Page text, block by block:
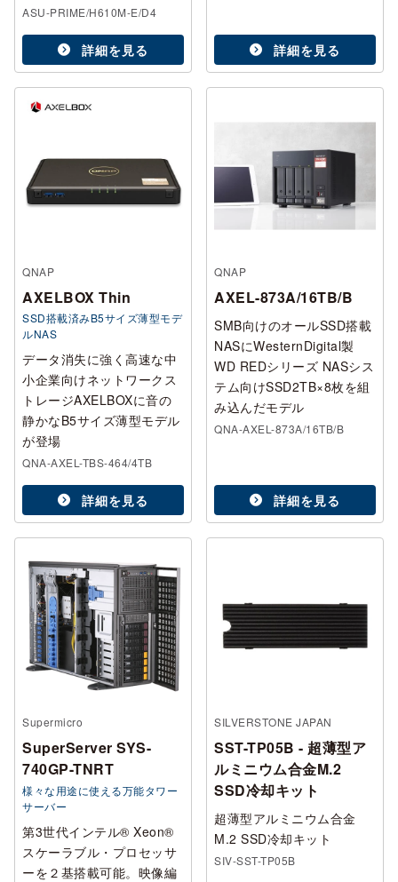
ASU-PRIME/H610M-E/D4
詳細を見る 詳細を見る
QNAP
AXELBOX Thin
SSD搭載済みB5サイズ薄型モデ
ルNAS
データ消失に強く高速な中
小企業向けネットワークス
トレージAXELBOXに音の
静かなB5サイズ薄型モデル
が登場
QNA-AXEL-TBS-464/4TB
詳細を見る
QNAP
AXEL-873A/16TB/B
SMB向けのオールSSD搭載
NASにWesternDigital製
WD REDシリーズ NASシス
テム向けSSD2TB×8枚を組
み込んだモデル
QNA-AXEL-873A/16TB/B
詳細を見る
Supermicro
SuperServer SYS-
740GP-TNRT
様々な用途に使える万能タワー
サーバー
第3世代インテル® Xeon®
スケーラブル・プロセッサ
ーを２基搭載可能。映像編
SILVERSTONE JAPAN
SST-TP05B - 超薄型ア
ルミニウム合金M.2
SSD冷却キット
超薄型アルミニウム合金
M.2 SSD冷却キット
SIV-SST-TP05B